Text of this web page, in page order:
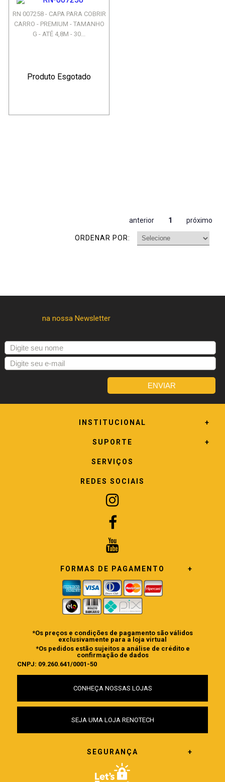
RN 007258 - CAPA PARA COBRIR
CARRO - PREMIUM - TAMANHO
G - ATÉ 4,8M - 30...
Produto Esgotado
anterior 1 próximo
ORDENAR POR:
INSTITUCIONAL
SUPORTE
SERVIÇOS
REDES SOCIAIS
FORMAS DE PAGAMENTO
*Os preços e condições de pagamento são válidos
exclusivamente para a loja virtual
*Os pedidos estão sujeitos a análise de crédito e
confirmação de dados
CNPJ: 09.260.641/0001-50
CONHEÇA NOSSAS LOJAS
SEJA UMA LOJA RENOTECH
SEGURANÇA